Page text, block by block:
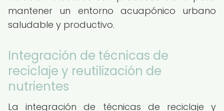
mantener un entorno acuapónico urbano
saludable y productivo.
Integración de técnicas de
reciclaje y reutilización de
nutrientes
La integración de técnicas de reciclaje y